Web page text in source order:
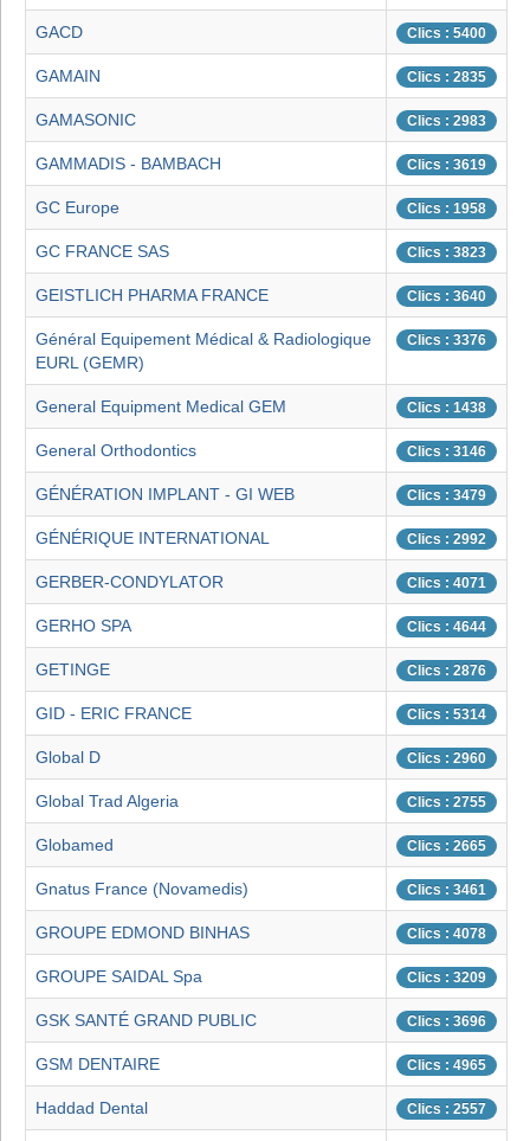
GACD Clics : 5400
GAMAIN Clics : 2835
GAMASONIC Clics : 2983
GAMMADIS - BAMBACH Clics : 3619
GC Europe Clics : 1958
GC FRANCE SAS Clics : 3823
GEISTLICH PHARMA FRANCE Clics : 3640
Général Equipement Médical & Radiologique
EURL (GEMR)
Clics : 3376
General Equipment Medical GEM Clics : 1438
General Orthodontics Clics : 3146
GÉNÉRATION IMPLANT - GI WEB Clics : 3479
GÉNÉRIQUE INTERNATIONAL Clics : 2992
GERBER-CONDYLATOR Clics : 4071
GERHO SPA Clics : 4644
GETINGE Clics : 2876
GID - ERIC FRANCE Clics : 5314
Global D Clics : 2960
Global Trad Algeria Clics : 2755
Globamed Clics : 2665
Gnatus France (Novamedis) Clics : 3461
GROUPE EDMOND BINHAS Clics : 4078
GROUPE SAIDAL Spa Clics : 3209
GSK SANTÉ GRAND PUBLIC Clics : 3696
GSM DENTAIRE Clics : 4965
Haddad Dental Clics : 2557